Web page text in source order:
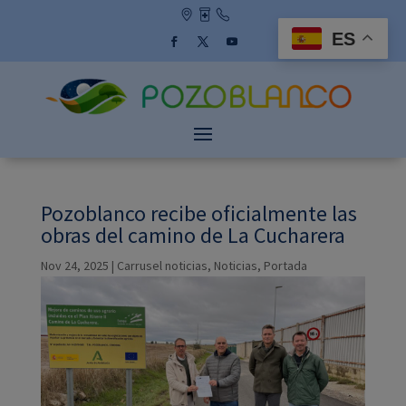
Pozoblanco recibe oficialmente las
obras del camino de La Cucharera
Nov 24, 2025 | Carrusel noticias, Noticias, Portada
ES